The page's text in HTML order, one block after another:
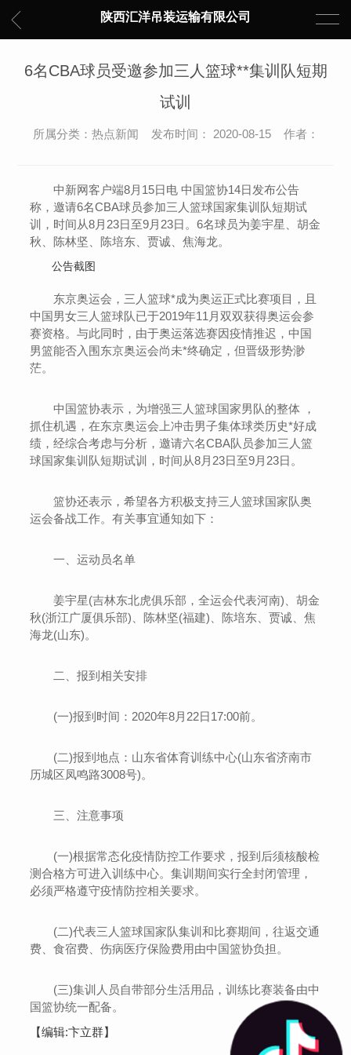
陕西汇洋吊装运输有限公司
6名CBA球员受邀参加三人篮球**集训队短期
试训
所属分类：热点新闻 发布时间： 2020-08-15 作者：
中新网客户端8月15日电 中国篮协14日发布公告
称，邀请6名CBA球员参加三人篮球国家集训队短期试
训，时间从8月23日至9月23日。6名球员为姜宇星、胡金
秋、陈林坚、陈培东、贾诚、焦海龙。
公告截图
东京奥运会，三人篮球*成为奥运正式比赛项目，且
中国男女三人篮球队已于2019年11月双双获得奥运会参
赛资格。与此同时，由于奥运落选赛因疫情推迟，中国
男篮能否入围东京奥运会尚未*终确定，但晋级形势渺
茫。
中国篮协表示，为增强三人篮球国家男队的整体 ，
抓住机遇，在东京奥运会上冲击男子集体球类历史*好成
绩，经综合考虑与分析，邀请六名CBA队员参加三人篮
球国家集训队短期试训，时间从8月23日至9月23日。
篮协还表示，希望各方积极支持三人篮球国家队奥
运会备战工作。有关事宜通知如下：
一、运动员名单
姜宇星(吉林东北虎俱乐部，全运会代表河南)、胡金
秋(浙江广厦俱乐部)、陈林坚(福建)、陈培东、贾诚、焦
海龙(山东)。
二、报到相关安排
(一)报到时间：2020年8月22日17:00前。
(二)报到地点：山东省体育训练中心(山东省济南市
历城区凤鸣路3008号)。
三、注意事项
(一)根据常态化疫情防控工作要求，报到后须核酸检
测合格方可进入训练中心。集训期间实行全封闭管理，
必须严格遵守疫情防控相关要求。
(二)代表三人篮球国家队集训和比赛期间，往返交通
费、食宿费、伤病医疗保险费用由中国篮协负担。
(三)集训人员自带部分生活用品，训练比赛装备由中
国篮协统一配备。
【编辑:卞立群】